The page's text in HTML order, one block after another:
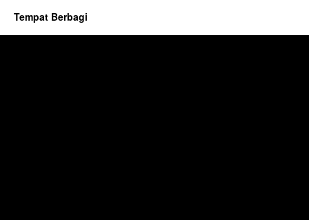
Tempat Berbagi